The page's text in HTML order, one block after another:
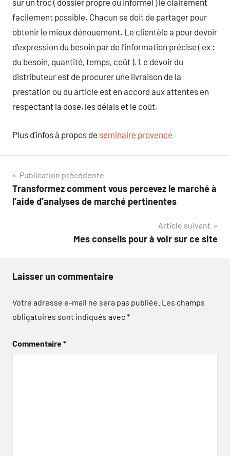
sur un troc ( dossier propre ou informel ) le clairement
facilement possible. Chacun se doit de partager pour
obtenir le mieux dénouement. Le clientèle a pour devoir
d’expression du besoin par de l’information précise ( ex :
du besoin, quantité, temps, coût ). Le devoir du
distributeur est de procurer une livraison de la
prestation ou du article est en accord aux attentes en
respectant la dose, les délais et le coût.
Plus d’infos à propos de seminaire provence
Navigation
de
Publication précédente
Transformez comment vous percevez le marché à
l’aide d’analyses de marché pertinentes
Article suivant
Mes conseils pour à voir sur ce site
Laisser un commentaire
Votre adresse e-mail ne sera pas publiée. Les champs
obligatoires sont indiqués avec*
Commentaire*